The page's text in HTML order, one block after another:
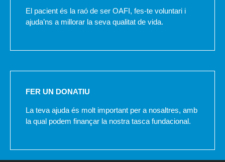
El pacient és la raó de ser OAFI, fes-te voluntari i
ajuda’ns a millorar la seva qualitat de vida.
FER UN DONATIU
La teva ajuda és molt important per a nosaltres, amb
la qual podem finançar la nostra tasca fundacional.